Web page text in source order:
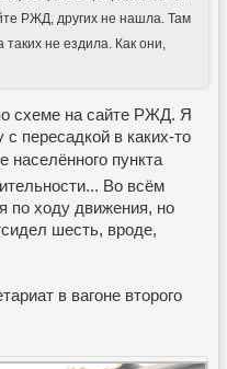
РЖД, других не нашла. Там
не ездила. Как они,
схеме на сайте РЖД. Я
с пересадкой в каких-то
населённого пункта
Во всём
по ходу движения, но
шесть, вроде,
в вагоне второго